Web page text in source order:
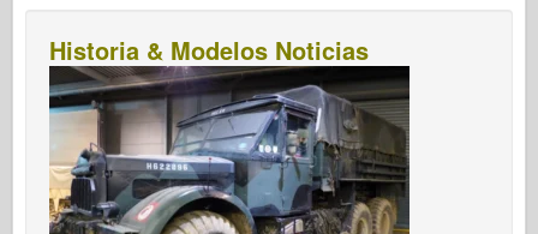
Historia & Modelos Noticias